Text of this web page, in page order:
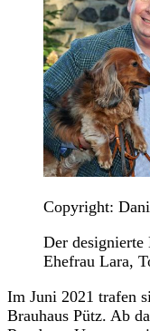
Copyright:
Der
Ehefrau Lara,
Im Juni 2021 trafen
Brauhaus Pütz. Ab